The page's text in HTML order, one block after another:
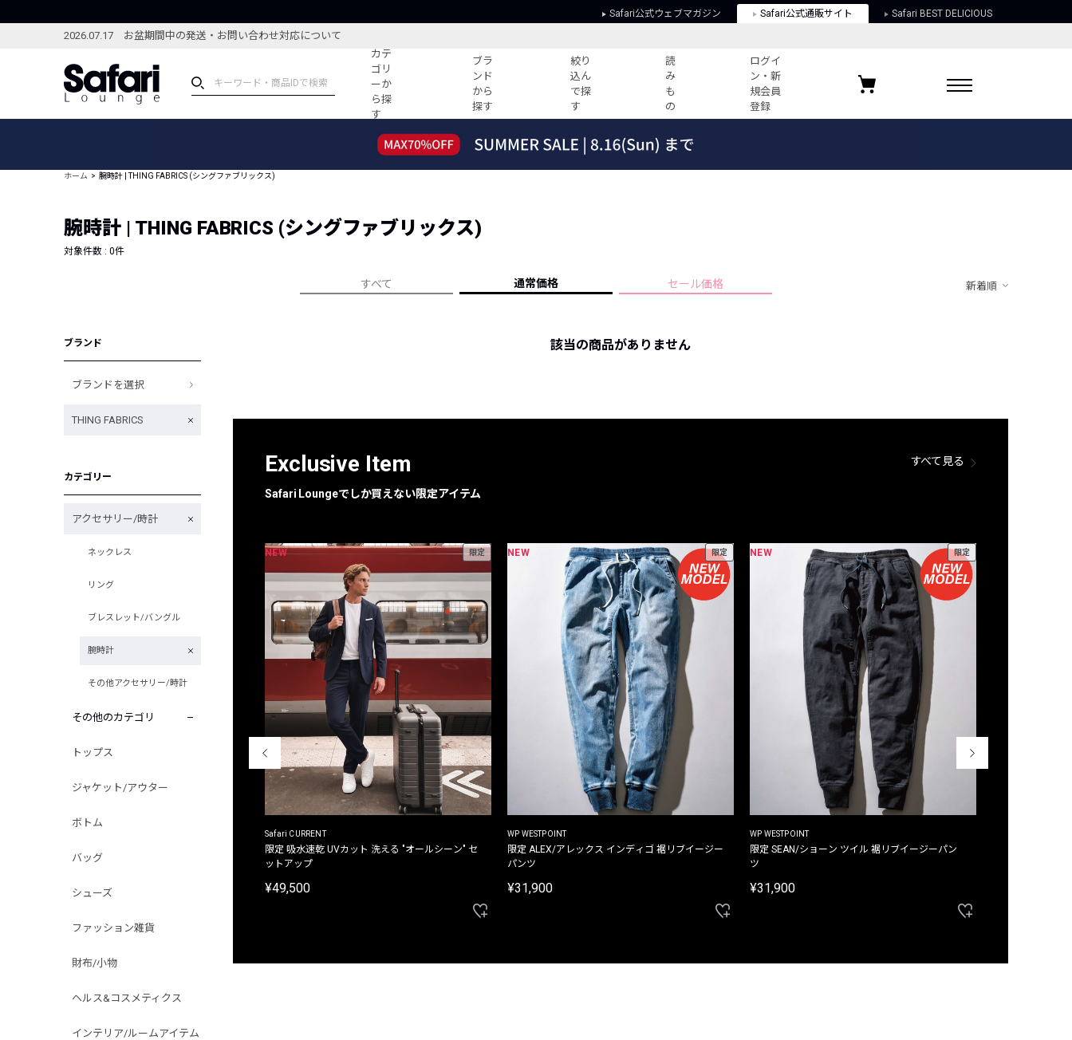
Safari公式ウェブマガジン Safari公式通販サイト Safari BEST DELICIOUS
2026.07.17 お盆期間中の発送・お問い合わせ対応について
カテ
ゴリ
ーか
ら探
す
ブラ
ンド
から
探す
絞り
込ん
で探
す
読
み
も
の
ログイ
ン・新
規会員
登録
ブランドから探す
新着アイテム
編集部のおすすめアイテム
特集記事
コーディネート
すべての記事
ーデ紹介
HOTなコーデ TOP20
人気記事ランキング
フォーカスブランド
プライバシーポリシー
お気に入りブランド
ホーム 腕時計 | THING FABRICS (シングファブリックス)
腕時計 | THING FABRICS (シングファブリックス)
対象件数 : 0件
すべて 通常価格 セール価格 新着順
ブランド
ブランドを選択
THING FABRICS
カテゴリー
アクセサリー/時計
ネックレス
リング
ブレスレット/バングル
腕時計
その他アクセサリー/時計
その他のカテゴリ
トップス
ジャケット/アウター
ボトム
バッグ
シューズ
ファッション雑貨
財布/小物
ヘルス&コスメティクス
インテリア/ルームアイテム
該当の商品がありません
Exclusive Item
Safari Loungeでしか買えない限定アイテム
すべて見る
NEW 限定
Safari CURRENT
限定 吸水速乾 UVカット 洗える "オールシーン" セ
ットアップ
¥49,500
NEW 限定
WP WESTPOINT
限定 ALEX/アレックス インディゴ 裾リブイージー
パンツ
¥31,900
NEW 限定
WP WESTPOINT
限定 SEAN/ショーン ツイル 裾リブイージーパン
ツ
¥31,900